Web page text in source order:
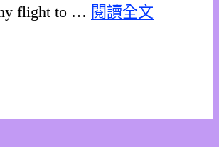
flight to … 閱讀全文